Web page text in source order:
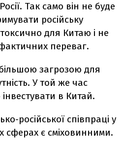
Так само він не буде
російську
для Китаю і не
переваг.
більшою загрозою для
У той же час
в Китай.
російської співпраці у
сферах є сміховинними.